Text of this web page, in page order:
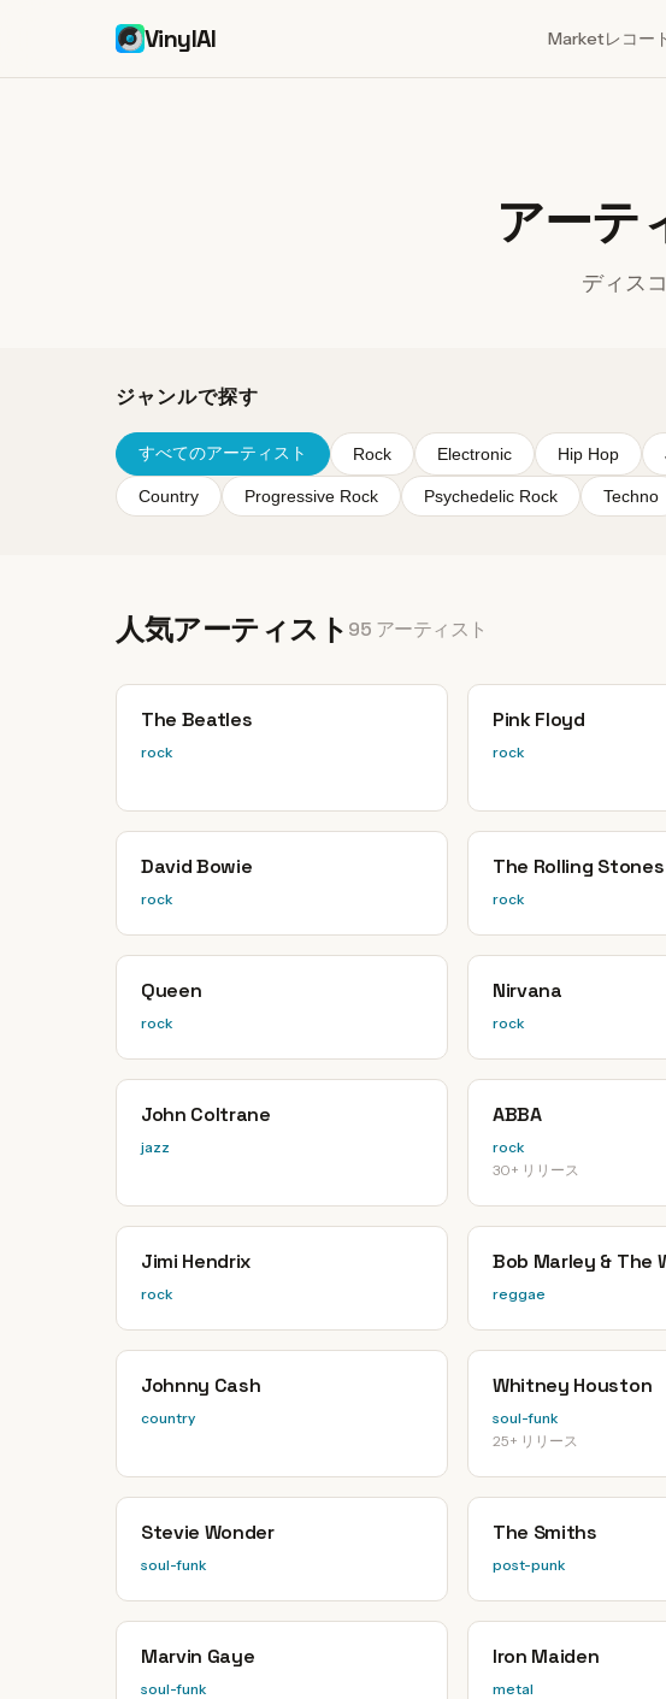
VinylAI Marketレコー
アーテ
ディス
ジャンルで探す
すべてのアーティスト Rock Electronic Hip Hop
Country Progressive Rock Psychedelic Rock Techno
人気アーティスト 95 アーティスト
The Beatles
rock
Pink Floyd
rock
David Bowie
rock
The Rolling Stones
rock
Queen
rock
Nirvana
rock
John Coltrane
jazz
ABBA
rock
30+ リリース
Jimi Hendrix
rock
Bob Marley & The
reggae
Johnny Cash
country
Whitney Houston
soul-funk
25+ リリース
Stevie Wonder
soul-funk
The Smiths
post-punk
Marvin Gaye
soul-funk
Iron Maiden
metal